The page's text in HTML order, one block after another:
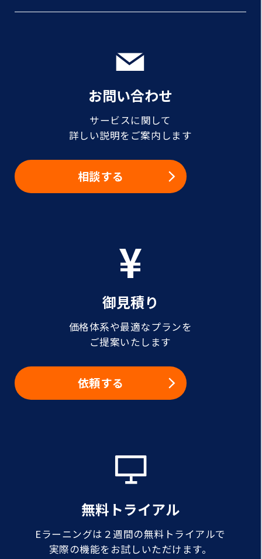
お問い合わせ
サービスに関して
詳しい説明をご案内します
相談する
御見積り
価格体系や最適なプランを
ご提案いたします
依頼する
無料トライアル
Eラーニングは２週間の無料トライアルで
実際の機能をお試しいただけます。